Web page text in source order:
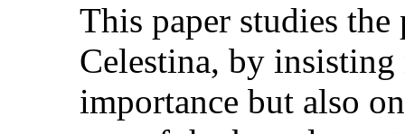
This paper studies
Celestina, by
importance but also